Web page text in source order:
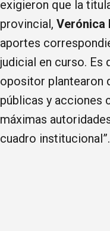
exigieron que la
provincial, Verónica
aportes
judicial en curso. Es
opositor plantearon
públicas y acciones
máximas
cuadro institucional”.